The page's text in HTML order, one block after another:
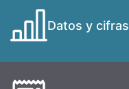
Datos y cifras